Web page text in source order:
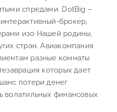
спредами. DotBig –
брокер,
изо Нашей родины,
стран. Авиакомпания
разные комнаты
которых дает
потери денег
волатильных финансовых